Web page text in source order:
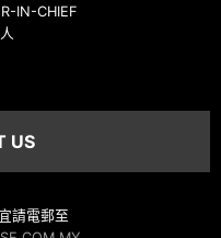
IN-CHIEF
US
請電郵至